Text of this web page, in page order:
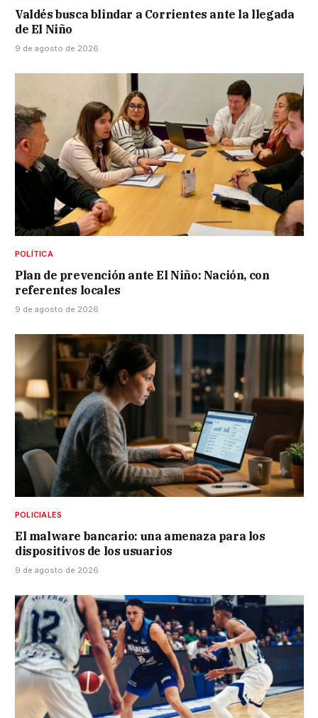
Valdés busca blindar a Corrientes ante la llegada
de El Niño
9 de agosto de 2026
POLÍTICA
Plan de prevención ante El Niño: Nación, con
referentes locales
9 de agosto de 2026
POLICIALES
El malware bancario: una amenaza para los
dispositivos de los usuarios
9 de agosto de 2026